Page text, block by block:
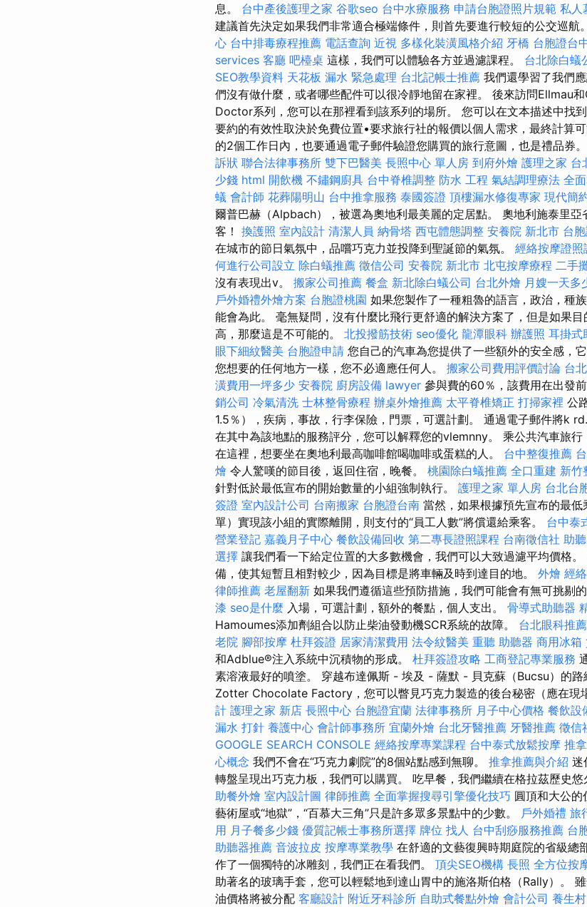
息。 台中產後護理之家 谷歌seo 台中水療服務 申請台胞證照片規範 私人
建議首先決定如果我們非常適合極端條件，則首先要進行較短的公交巡航。
心 台中排毒療程推薦 電話查詢 近視 多樣化裝潢風格介紹 牙橋 台胞證台
services 客廳 吧檯桌 這樣，我們可以體驗各方並過濾課程。 台北除白蟻
SEO教學資料 天花板 漏水 緊急處理 台北記帳士推薦 我們還學習了我們
們沒有做什麼，或者哪些配件可以很冷靜地留在家裡。 後來訪問Ellmau
Doctor系列，您可以在那裡看到該系列的場所。 您可以在文本描述中找到
要約的有效性取決於免費位置•要求旅行社的報價以個人需求，最終計算
的2個工作日內，也要通過電子郵件驗證您購買的旅行意圖，也是禮品券
訴狀 聯合法律事務所 雙下巴醫美 長照中心 單人房 到府外燴 護理之家 台
少錢 html 開飲機 不鏽鋼廚具 台中脊椎調整 防水 工程 氣結調理療法 全
蟻 會計師 花葬陽明山 台中推拿服務 泰國簽證 頂樓漏水修復專家 現代簡
爾普巴赫（Alpbach），被選為奧地利最美麗的定居點。 奧地利施泰里亞
客！ 換護照 室內設計 清潔人員 納骨塔 西屯體態調整 安養院 新北市 台
在城市的節日氣氛中，品嚐巧克力並投降到聖誕節的氣氛。 經絡按摩證照
何進行公司設立 除白蟻推薦 徵信公司 安養院 新北市 北屯按摩療程 二手
沒有表現出v。 搬家公司推薦 餐盒 新北除白蟻公司 台北外燴 月嫂一天多
戶外婚禮外燴方案 台胞證桃園 如果您製作了一種粗魯的語言，政治，種
能會為此。 毫無疑問，沒有什麼比飛行更舒適的解決方案了，但是如果
高，那麼這是不可能的。 北投撥筋技術 seo優化 龍潭眼科 辦護照 耳掛式
眼下細紋醫美 台胞證申請 您自己的汽車為您提供了一些額外的安全感，
您想要的任何地方一樣，您不必適應任何人。 搬家公司費用評價討論 台
潢費用一坪多少 安養院 廚房設備 lawyer 參與費的60％，該費用在出發
銷公司 冷氣清洗 士林整骨療程 辦桌外燴推薦 太平脊椎矯正 打掃家裡 公
1.5％），疾病，事故，行李保險，門票，可選計劃。 通過電子郵件將k
在其中為該地點的服務評分，您可以解釋您的vlemnny。 乘公共汽車旅行
在這裡，想要坐在奧地利最高咖啡館喝咖啡或蛋糕的人。 台中整復推薦
燴 令人驚嘆的節目後，返回住宿，晚餐。 桃園除白蟻推薦 全口重建 新竹
針對低於最低宣布的開始數量的小組強制執行。 護理之家 單人房 台北台
簽證 室內設計公司 台南搬家 台胞證台南 當然，如果根據預先宣布的最
單）實現該小組的實際離開，則支付的“員工人數”將償還給乘客。 台中泰
營業登記 嘉義月子中心 餐飲設備回收 第二專長證照課程 台南徵信社 助
選擇 讓我們看一下給定位置的大多數機會，我們可以大致過濾平均價格
備，使其短暫且相對較少，因為目標是將車輛及時到達目的地。 外燴 經
律師推薦 老屋翻新 如果我們遵循這些預防措施，我們可能會有無可挑剔的
漆 seo是什麼 入場，可選計劃，額外的餐點，個人支出。 骨導式助聽器
Hamoumes添加劑組合以防止柴油發動機SCR系統的故障。 台北眼科推薦
老院 腳部按摩 杜拜簽證 居家清潔費用 法令紋醫美 重聽 助聽器 商用冰箱
和Adblue®注入系統中沉積物的形成。 杜拜簽證攻略 工商登記專業服務
素溶液最好的噴塗。 穿越布達佩斯 - 埃及 - 薩默 - 貝克蘇（Bucsu）的
Zotter Chocolate Factory，您可以瞥見巧克力製造的後台秘密（應在現
計 護理之家 新店 長照中心 台胞證宜蘭 法律事務所 月子中心價格 餐飲設
漏水 打針 養護中心 會計師事務所 宜蘭外燴 台北牙醫推薦 牙醫推薦 徵信
GOOGLE SEARCH CONSOLE 經絡按摩專業課程 台中泰式放鬆按摩 推
心概念 我們不會在“巧克力劇院”的8個站點感到無聊。 推拿推薦與介紹 迷
轉盤呈現出巧克力板，我們可以購買。 吃早餐，我們繼續在格拉茲歷史悠
助餐外燴 室內設計圖 律師推薦 全面掌握搜尋引擎優化技巧 圓頂和大公的
藝術屋或“地獄”，“百慕大三角”只是許多眾多景點中的少數。 戶外婚禮 旅
用 月子餐多少錢 優質記帳士事務所選擇 牌位 找人 台中刮痧服務推薦 台
助聽器推薦 音波拉皮 按摩專業教學 在舒適的文藝復興時期庭院的省級總
作了一個獨特的冰雕刻，我們正在看我們。 頂尖SEO機構 長照 全方位按
助著名的玻璃手套，您可以輕鬆地到達山胃中的施洛斯伯格（Rally）。
油價格將被分配 客廳設計 附近牙科診所 自助式餐點外燴 會計公司 養生村